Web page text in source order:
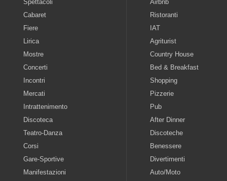
Spettacoli
Cabaret
Fiere
Lirica
Mostre
Concerti
Incontri
Mercati
Intrattenimento
Discoteca
Teatro-Danza
Corsi
Gare-Sportive
Manifestazioni
Airbnb
Ristoranti
IAT
Agriturist
Country House
Bed & Breakfast
Shopping
Pizzerie
Pub
After Dinner
Discoteche
Benessere
Divertimenti
Auto/Moto